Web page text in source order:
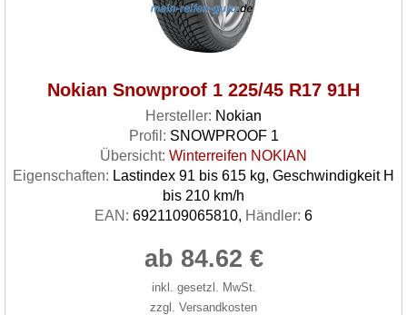
Nokian Snowproof 1 225/45 R17 91H
Hersteller: Nokian
Profil: SNOWPROOF 1
Übersicht: Winterreifen NOKIAN
Eigenschaften: Lastindex 91 bis 615 kg, Geschwindigkeit H
bis 210 km/h
EAN: 6921109065810, Händler: 6
ab 84.62 €
inkl. gesetzl. MwSt.
zzgl. Versandkosten